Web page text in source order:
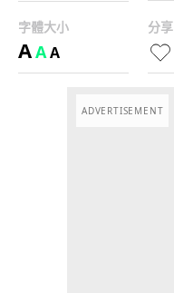
字體大小
AAA
分享
ADVERTISEMENT